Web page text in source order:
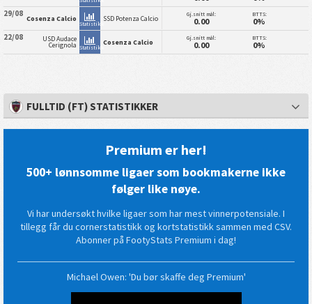
29/08 Cosenza Calcio
Statistikk
SSD Potenza Calcio Gj.snitt mål:
0.00
BTTS:
0%
22/08 USD Audace
Cerignola Statistikk
Cosenza Calcio Gj.snitt mål:
0.00
BTTS:
0%
FULLTID (FT) STATISTIKKER
Premium er her!
500+ lønnsomme ligaer som bookmakerne ikke
følger like nøye.
Vi har undersøkt hvilke ligaer som har mest vinnerpotensiale. I
tillegg får du cornerstatistikk og kortstatistikk sammen med CSV.
Abonner på FootyStats Premium i dag!
Michael Owen: 'Du bør skaffe deg Premium'